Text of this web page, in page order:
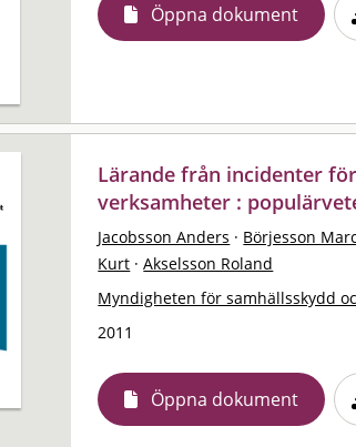
Öppna dokument
Lärande från incidenter
verksamheter :
Jacobsson Anders · Börjesson
Kurt · Akselsson Roland
Myndigheten för samhällsskydd
2011
Öppna dokument